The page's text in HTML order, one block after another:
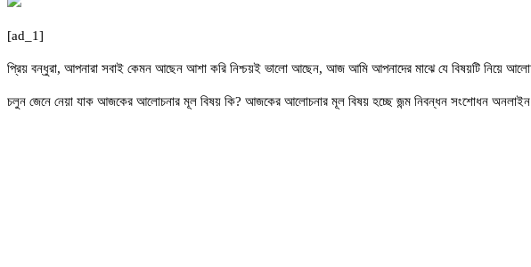
[ad_1]
প্রিয় বন্ধুরা, আপনারা সবাই কেমন আছেন আশা করি নিশ্চয়ই ভালো আছেন, আজ আমি আপনাদের মাঝে যে বিষয়টি নিয়ে
চলুন জেনে নেয়া যাক আজকের আলোচনার মূল বিষয় কি? আজকের আলোচনার মূল বিষয় হচ্ছে জন্ম নিবন্ধন সংশোধন